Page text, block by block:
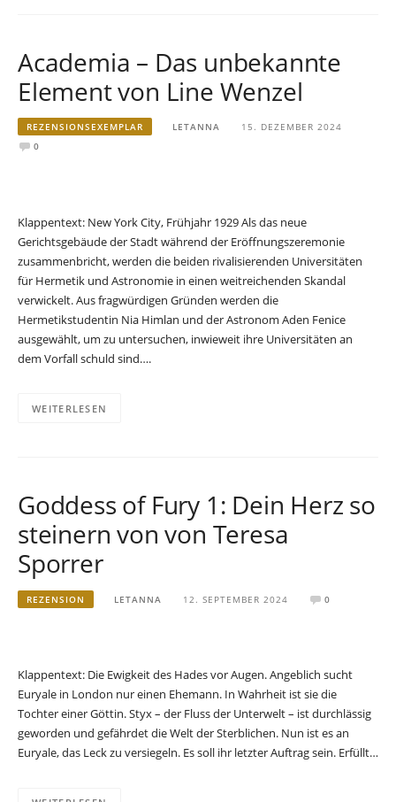
Academia – Das unbekannte
Element von Line Wenzel
REZENSIONSEXEMPLAR LETANNA
15. DEZEMBER 2024
0
Klappentext: New York City, Frühjahr 1929 Als das neue
Gerichtsgebäude der Stadt während der Eröffnungszeremonie
zusammenbricht, werden die beiden rivalisierenden Universitäten
für Hermetik und Astronomie in einen weitreichenden Skandal
verwickelt. Aus fragwürdigen Gründen werden die
Hermetikstudentin Nia Himlan und der Astronom Aden Fenice
ausgewählt, um zu untersuchen, inwieweit ihre Universitäten an
dem Vorfall schuld sind….
WEITERLESEN
Goddess of Fury 1: Dein Herz so
steinern von von Teresa
Sporrer
REZENSION LETANNA 12. SEPTEMBER 2024 0
Klappentext: Die Ewigkeit des Hades vor Augen. Angeblich sucht
Euryale in London nur einen Ehemann. In Wahrheit ist sie die
Tochter einer Göttin. Styx – der Fluss der Unterwelt – ist durchlässig
geworden und gefährdet die Welt der Sterblichen. Nun ist es an
Euryale, das Leck zu versiegeln. Es soll ihr letzter Auftrag sein. Erfüllt…